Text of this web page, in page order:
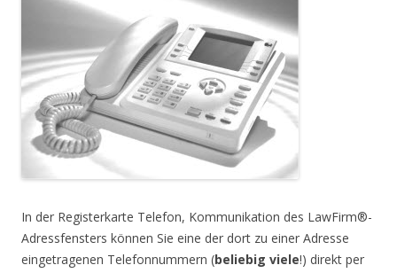
In der Registerkarte Telefon, Kommunikation des LawFirm®-
Adressfensters können Sie eine der dort zu einer Adresse
eingetragenen Telefonnummern (beliebig viele!) direkt per